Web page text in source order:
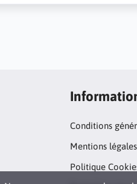
Conditions
Mentions légales
Politique